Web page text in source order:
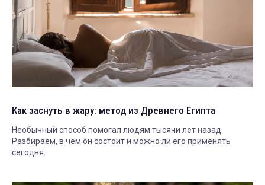
Как заснуть в жару: метод из Древнего Египта
Необычный способ помогал людям тысячи лет назад.
Разбираем, в чем он состоит и можно ли его применять
сегодня.